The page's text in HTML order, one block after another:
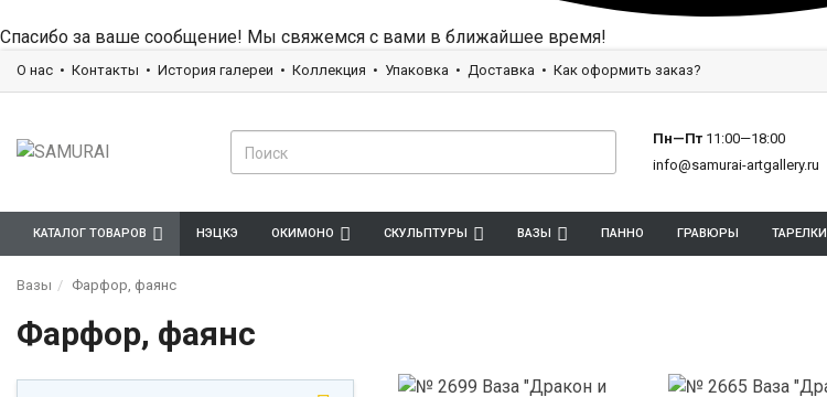
Спасибо за ваше сообщение! Мы свяжемся с вами в ближайшее время!
О нас Контакты История галереи Коллекция Упаковка Доставка Как оформить заказ?
Пн—Пт 11:00—18:00
info@samurai-artgallery.ru
КАТАЛОГ ТОВАРОВ НЭЦКЭ ОКИМОНО СКУЛЬПТУРЫ ВАЗЫ ПАННО ГРАВЮРЫ ТАРЕЛКИ
Вазы Фарфор, фаянс
Фарфор, фаянс